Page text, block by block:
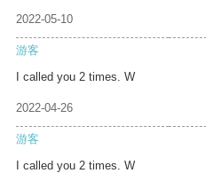
2022-05-10
游客
I called you 2 times. W
2022-04-26
游客
I called you 2 times. W